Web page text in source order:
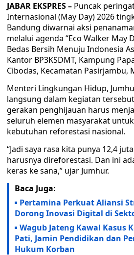
JABAR EKSPRES – Puncak
Internasional (May Day) 2026
Bandung diwarnai aksi
melalui agenda “Eco Walker May
Bedas Bersih Menuju Indonesia
Kantor BP3KSDMT, Kampung
Cibodas, Kecamatan Pasirjambu,
Menteri Lingkungan Hidup,
langsung dalam kegiatan
gerakan penghijauan harus
seluruh elemen masyarakat
kebutuhan reforestasi nasional.
“Jadi saya rasa kita punya 12,4
harusnya direforestasi. Dan ini
keras ke sana,” ujar Jumhur.
Baca Juga:
Pertamina Perkuat Aliansi
Dorong Inovasi Digital di
Wagub Jateng Kawal Kasus
Pati, Jamin Pendidikan dan
Hukum Korban